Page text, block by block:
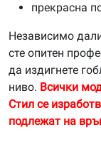
прекрасна
Независимо
сте опитен
да издигнете
ниво. Всички
Стил се
подлежат на